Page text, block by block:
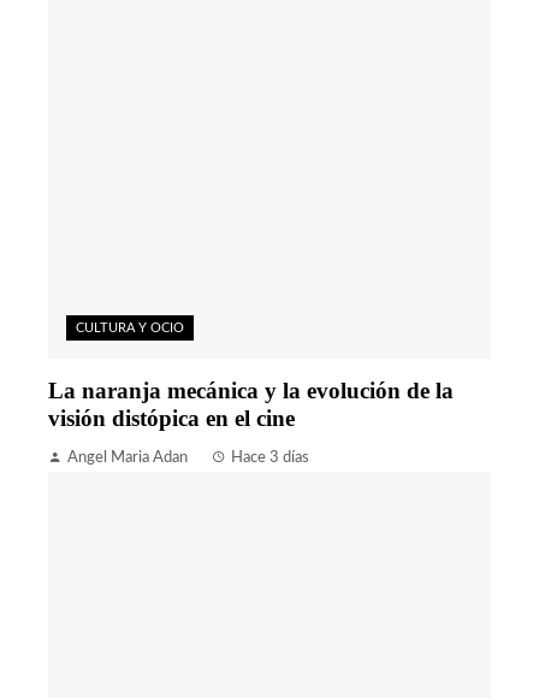
CULTURA Y OCIO
La naranja mecánica y la evolución de la
visión distópica en el cine
Angel Maria Adan Hace 3 días